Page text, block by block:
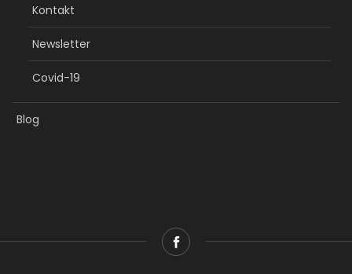
Kontakt
Newsletter
Covid-19
Blog